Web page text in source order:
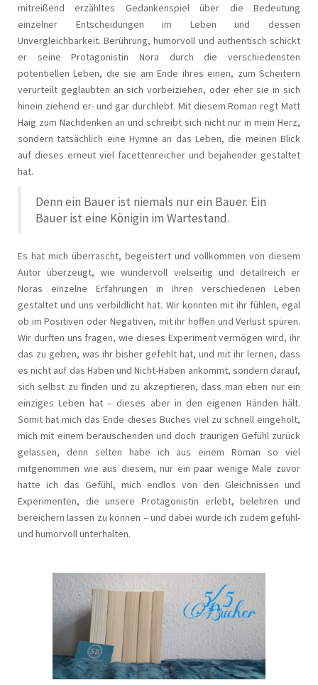
mitreißend erzähltes Gedankenspiel über die Bedeutung
einzelner Entscheidungen im Leben und dessen
Unvergleichbarkeit. Berührung, humorvoll und authentisch schickt
er seine Protagonistin Nora durch die verschiedensten
potentiellen Leben, die sie am Ende ihres einen, zum Scheitern
verurteilt geglaubten an sich vorbeiziehen, oder eher sie in sich
hinein ziehend er- und gar durchlebt. Mit diesem Roman regt Matt
Haig zum Nachdenken an und schreibt sich nicht nur in mein Herz,
sondern tatsächlich eine Hymne an das Leben, die meinen Blick
auf dieses erneut viel facettenreicher und bejahender gestaltet
hat.
Denn ein Bauer ist niemals nur ein Bauer. Ein
Bauer ist eine Königin im Wartestand.
Es hat mich überrascht, begeistert und vollkommen von diesem
Autor überzeugt, wie wundervoll vielseitig und detailreich er
Noras einzelne Erfahrungen in ihren verschiedenen Leben
gestaltet und uns verbildlicht hat. Wir konnten mit ihr fühlen, egal
ob im Positiven oder Negativen, mit ihr hoffen und Verlust spüren.
Wir durften uns fragen, wie dieses Experiment vermögen wird, ihr
das zu geben, was ihr bisher gefehlt hat, und mit ihr lernen, dass
es nicht auf das Haben und Nicht-Haben ankommt, sondern darauf,
sich selbst zu finden und zu akzeptieren, dass man eben nur ein
einziges Leben hat – dieses aber in den eigenen Händen hält.
Somit hat mich das Ende dieses Buches viel zu schnell eingeholt,
mich mit einem berauschenden und doch traurigen Gefühl zurück
gelassen, denn selten habe ich aus einem Roman so viel
mitgenommen wie aus diesem, nur ein paar wenige Male zuvor
hatte ich das Gefühl, mich endlos von den Gleichnissen und
Experimenten, die unsere Protagonistin erlebt, belehren und
bereichern lassen zu können – und dabei wurde ich zudem gefühl-
und humorvoll unterhalten.